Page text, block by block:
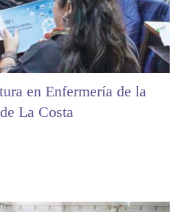
en Enfermería de la
La Costa